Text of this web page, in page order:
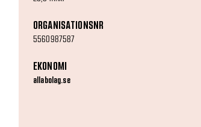
ORGANISATIONSNR
5560987587
EKONOMI
allabolag.se